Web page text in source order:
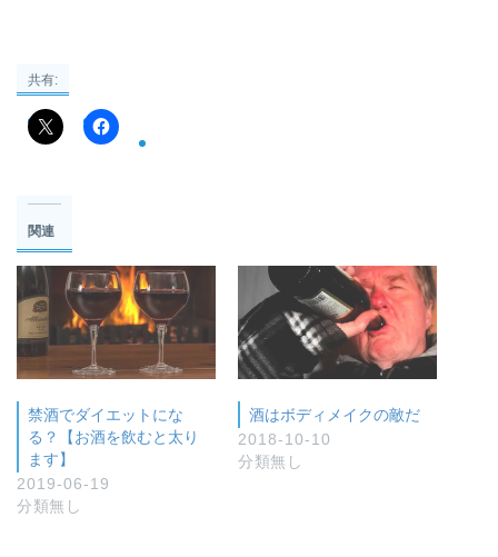
共有:
関連
禁酒でダイエットにな
る？【お酒を飲むと太り
ます】
2019-06-19
分類無し
酒はボディメイクの敵だ
2018-10-10
分類無し